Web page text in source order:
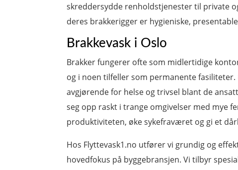
skreddersydde renholdstjenester til private
deres brakkerigger er hygieniske,
Brakkevask i Oslo
Brakker fungerer ofte som midlertidige
og i noen tilfeller som permanente
avgjørende for helse og trivsel blant de
seg opp raskt i trange omgivelser med mye
produktiviteten, øke sykefraværet og gi et
Hos Flyttevask1.no utfører vi grundig og
hovedfokus på byggebransjen. Vi tilbyr